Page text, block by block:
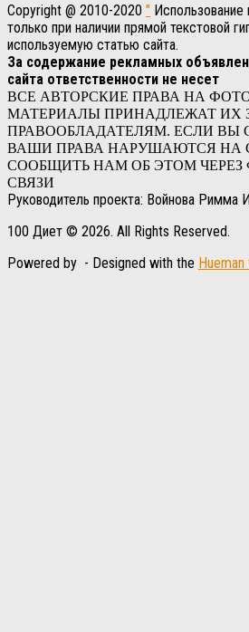
Copyright @ 2010-2020 "
только при наличии прямой текстовой
используемую статью сайта.
За содержание рекламных
сайта ответственности не несет
ВСЕ АВТОРСКИЕ ПРАВА НА
МАТЕРИАЛЫ ПРИНАДЛЕЖАТ ИХ
ПРАВООБЛАДАТЕЛЯМ. ЕСЛИ ВЫ
ВАШИ ПРАВА НАРУШАЮТСЯ НА
СООБЩИТЬ НАМ ОБ ЭТОМ ЧЕРЕЗ
СВЯЗИ
Руководитель проекта: Войнова Римма
100 Диет © 2026. All Rights Reserved.
Powered by - Designed with the